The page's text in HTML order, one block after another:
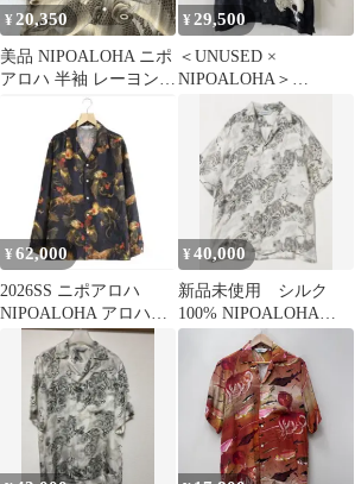
¥20,350
美品 NIPOALOHA ニポ
アロハ 半袖 レーヨン
アロハシャツ オープン
カラー L 日本製 鯉 総
柄 和柄 吉祥文様 京友
禅 鯉づくし文様 魚群
百魚 渋谷龍太
¥29,500
＜UNUSED ×
NIPOALOHA＞
JAKUCHU SKULL
SHIRT
¥ 62,000
2026SS ニポアロハ
NIPOALOHA アロハシ
ャツ サイズ2 渋谷龍太
¥40,000
新品未使用 シルク
100% NIPOALOHA
HUNDRED TIGERS